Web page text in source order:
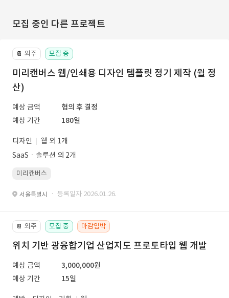
모집 중인 다른 프로젝트
📔 외주 모집 중
미리캔버스 웹/인쇄용 디자인 템플릿 정기 제작 (월 정
산)
예상 금액
협의 후 결정
예상 기간
180일
디자인
웹 외 1개
SaaSㆍ솔루션 외 2개
미리캔버스
서울특별시 · 등록일자 2026.01.26.
📔 외주 모집 중 마감임박
위치 기반 광융합기업 산업지도 프로토타입 웹 개발
예상 금액
3,000,000원
예상 기간
15일